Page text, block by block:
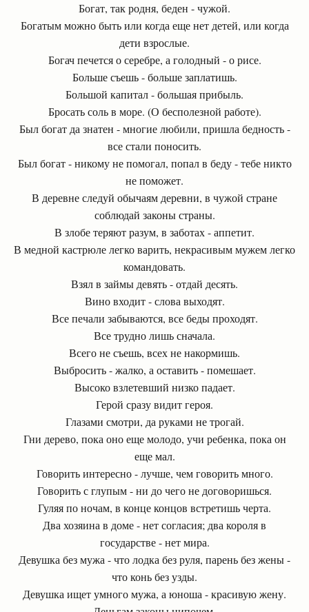
Богат, так родня, беден - чужой.
Богатым можно быть или когда еще нет детей, или когда
дети взрослые.
Богач печется о серебре, а голодный - о рисе.
Больше съешь - больше заплатишь.
Большой капитал - большая прибыль.
Бросать соль в море. (О бесполезной работе).
Был богат да знатен - многие любили, пришла бедность -
все стали поносить.
Был богат - никому не помогал, попал в беду - тебе никто
не поможет.
В деревне следуй обычаям деревни, в чужой стране
соблюдай законы страны.
В злобе теряют разум, в заботах - аппетит.
В медной кастрюле легко варить, некрасивым мужем легко
командовать.
Взял в займы девять - отдай десять.
Вино входит - слова выходят.
Все печали забываются, все беды проходят.
Все трудно лишь сначала.
Всего не съешь, всех не накормишь.
Выбросить - жалко, а оставить - помешает.
Высоко взлетевший низко падает.
Герой сразу видит героя.
Глазами смотри, да руками не трогай.
Гни дерево, пока оно еще молодо, учи ребенка, пока он
еще мал.
Говорить интересно - лучше, чем говорить много.
Говорить с глупым - ни до чего не договоришься.
Гуляя по ночам, в конце концов встретишь черта.
Два хозяина в доме - нет согласия; два короля в
государстве - нет мира.
Девушка без мужа - что лодка без руля, парень без жены -
что конь без узды.
Девушка ищет умного мужа, а юноша - красивую жену.